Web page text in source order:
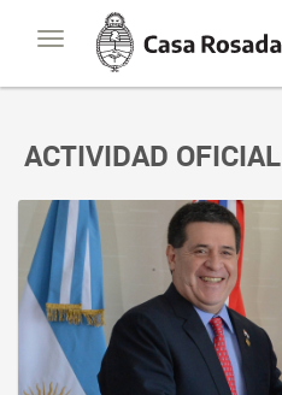
Toggle
navigation
Casa
Rosada
Presidencia
de
ACTIVIDAD OFICIAL